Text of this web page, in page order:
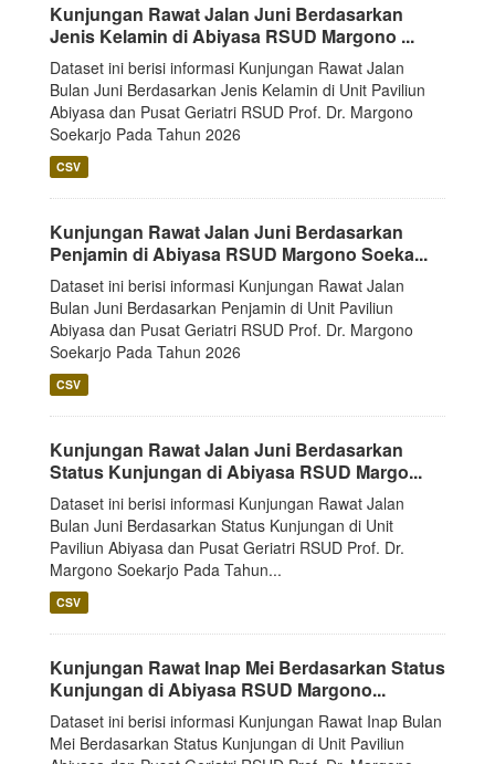
Kunjungan Rawat Jalan Juni Berdasarkan
Jenis Kelamin di Abiyasa RSUD Margono ...
Dataset ini berisi informasi Kunjungan Rawat Jalan
Bulan Juni Berdasarkan Jenis Kelamin di Unit Paviliun
Abiyasa dan Pusat Geriatri RSUD Prof. Dr. Margono
Soekarjo Pada Tahun 2026
CSV
Kunjungan Rawat Jalan Juni Berdasarkan
Penjamin di Abiyasa RSUD Margono Soeka...
Dataset ini berisi informasi Kunjungan Rawat Jalan
Bulan Juni Berdasarkan Penjamin di Unit Paviliun
Abiyasa dan Pusat Geriatri RSUD Prof. Dr. Margono
Soekarjo Pada Tahun 2026
CSV
Kunjungan Rawat Jalan Juni Berdasarkan
Status Kunjungan di Abiyasa RSUD Margo...
Dataset ini berisi informasi Kunjungan Rawat Jalan
Bulan Juni Berdasarkan Status Kunjungan di Unit
Paviliun Abiyasa dan Pusat Geriatri RSUD Prof. Dr.
Margono Soekarjo Pada Tahun...
CSV
Kunjungan Rawat Inap Mei Berdasarkan Status
Kunjungan di Abiyasa RSUD Margono...
Dataset ini berisi informasi Kunjungan Rawat Inap Bulan
Mei Berdasarkan Status Kunjungan di Unit Paviliun